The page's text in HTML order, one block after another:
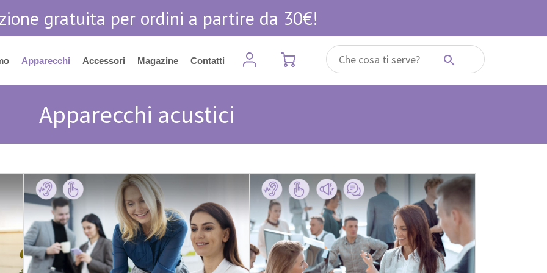
gratuita per ordini a partire da 30€!
Apparecchi Accessori Magazine Contatti
Apparecchi acustici